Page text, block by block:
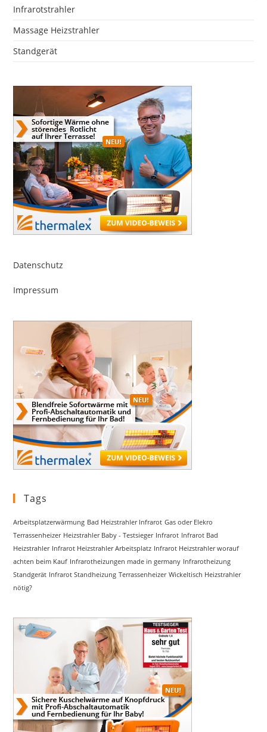
Infrarotstrahler
Massage Heizstrahler
Standgerät
Datenschutz
Impressum
Tags
Arbeitsplatzerwärmung Bad Heizstrahler Infrarot Gas oder Elekro
Terrassenheizer Heizstrahler Baby - Testsieger Infrarot Infrarot Bad
Heizstrahler Infrarot Heizstrahler Arbeitsplatz Infrarot Heizstrahler worauf
achten beim Kauf Infrarotheizungen made in germany Infrarotheizung
Standgerät Infrarot Standheizung Terrassenheizer Wickeltisch Heizstrahler
nötig?